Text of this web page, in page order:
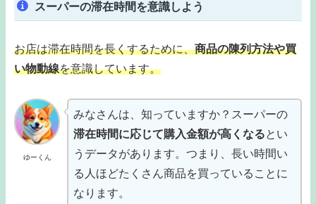
スーパーの滞在時間を意識しよう
お店は滞在時間を長くするために、商品の陳列方法や買
い物動線を意識しています。
ゆーくん
みなさんは、知っていますか？スーパーの
滞在時間に応じて購入金額が高くなるとい
うデータがあります。つまり、長い時間い
る人ほどたくさん商品を買っていることに
なります。